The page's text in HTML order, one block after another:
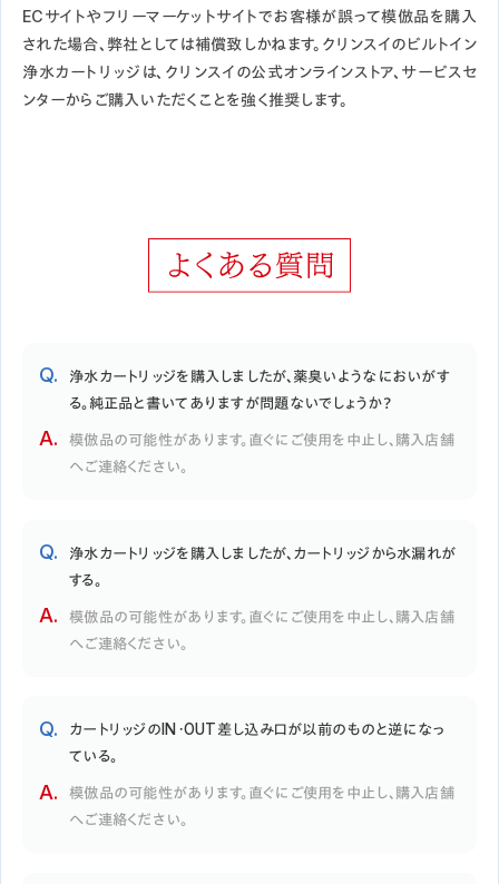
ECサイトやフリーマーケットサイトでお客様が誤って模倣品を購入
された場合、弊社としては補償致しかねます。クリンスイのビルトイン
浄水カートリッジは、クリンスイの公式オンラインストア、サービスセ
ンターからご購入いただくことを強く推奨します。
浄水カートリッジを購入しましたが、薬臭いようなにおいがす
る。純正品と書いてありますが問題ないでしょうか？
模倣品の可能性があります。直ぐにご使用を中止し、購入店舗
へご連絡ください。
浄水カートリッジを購入しましたが、カートリッジから水漏れが
する。
模倣品の可能性があります。直ぐにご使用を中止し、購入店舗
へご連絡ください。
カートリッジのIN・OUT差し込み口が以前のものと逆になっ
ている。
模倣品の可能性があります。直ぐにご使用を中止し、購入店舗
へご連絡ください。